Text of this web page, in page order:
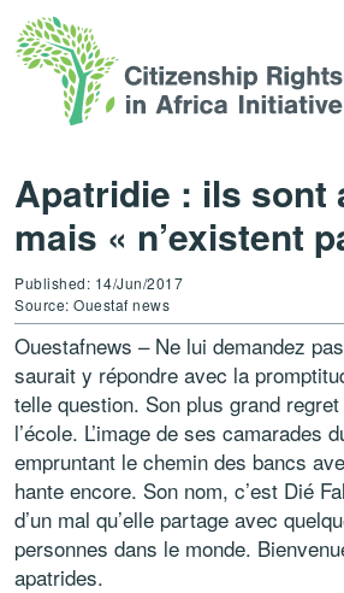
Apatridie : ils sont
mais « n’existent
Published: 14/Jun/2017
Source: Ouestaf news
Ouestafnews – Ne lui demandez
saurait y répondre avec la
telle question. Son plus grand
l’école. L’image de ses camarades
empruntant le chemin des bancs
hante encore. Son nom, c’est Dié
d’un mal qu’elle partage avec
personnes dans le monde.
apatrides.